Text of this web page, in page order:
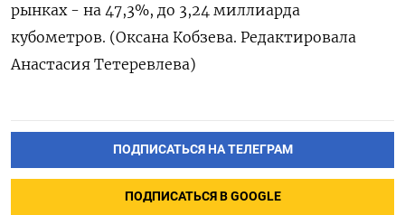
рынках - на 47,3%, до 3,24 миллиарда
кубометров. (Оксана Кобзева. Редактировала
Анастасия Тетеревлева)
ПОДПИСАТЬСЯ НА ТЕЛЕГРАМ
ПОДПИСАТЬСЯ В GOOGLE